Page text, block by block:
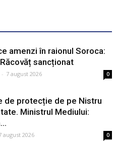
amenzi în raionul Soroca:
sancționat
- 7 august 2026 0
de protecție de pe Nistru
Ministrul Mediului:
august 2026 0